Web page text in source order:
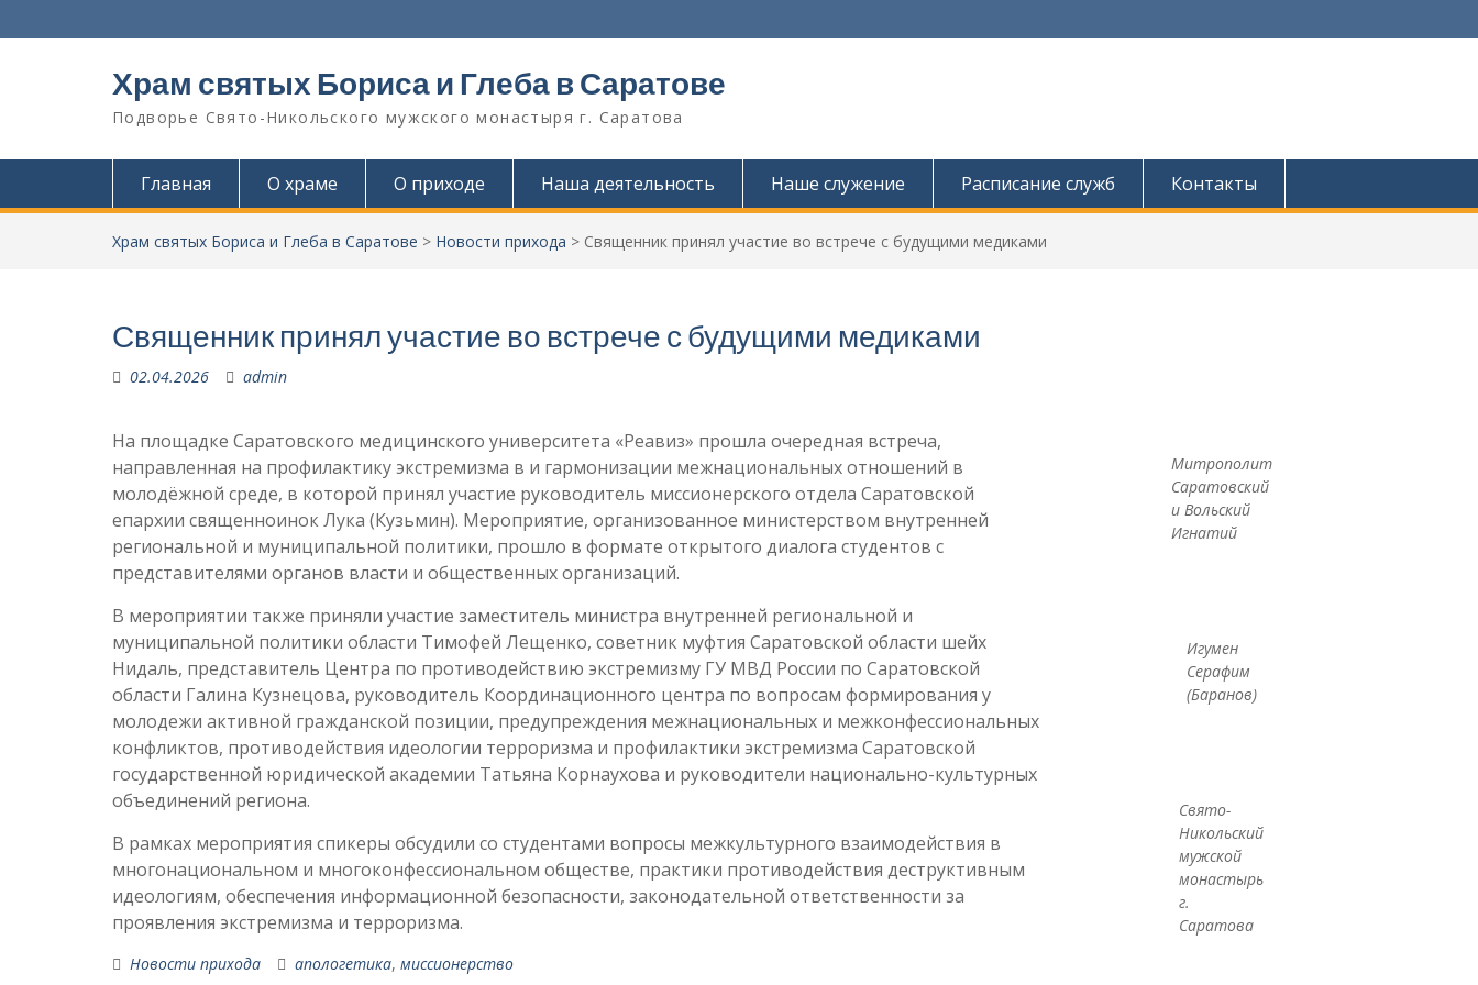
к
Храм святых Бориса и Глеба в Саратове
Подворье Свято-Никольского мужского монастыря г. Саратова
Главная О храме О приходе Наша деятельность Наше служение Расписание служб Контакты
Храм святых Бориса и Глеба в Саратове > Новости прихода > Священник принял участие во встрече с будущими медиками
Священник принял участие во встрече с будущими медиками
02.04.2026 admin
На площадке Саратовского медицинского университета «Реавиз» прошла очередная встреча,
направленная на профилактику экстремизма в и гармонизации межнациональных отношений в
молодёжной среде, в которой принял участие руководитель миссионерского отдела Саратовской
епархии священноинок Лука (Кузьмин). Мероприятие, организованное министерством внутренней
региональной и муниципальной политики, прошло в формате открытого диалога студентов с
представителями органов власти и общественных организаций.
В мероприятии также приняли участие заместитель министра внутренней региональной и
муниципальной политики области Тимофей Лещенко, советник муфтия Саратовской области шейх
Нидаль, представитель Центра по противодействию экстремизму ГУ МВД России по Саратовской
области Галина Кузнецова, руководитель Координационного центра по вопросам формирования у
молодежи активной гражданской позиции, предупреждения межнациональных и межконфессиональных
конфликтов, противодействия идеологии терроризма и профилактики экстремизма Саратовской
государственной юридической академии Татьяна Корнаухова и руководители национально-культурных
объединений региона.
В рамках мероприятия спикеры обсудили со студентами вопросы межкультурного взаимодействия в
многонациональном и многоконфессиональном обществе, практики противодействия деструктивным
идеологиям, обеспечения информационной безопасности, законодательной ответственности за
проявления экстремизма и терроризма.
Новости прихода апологетика, миссионерство
Митрополит
Саратовский
и Вольский
Игнатий
Игумен
Серафим
(Баранов)
Свято-
Никольский
мужской
монастырь
г.
Саратова